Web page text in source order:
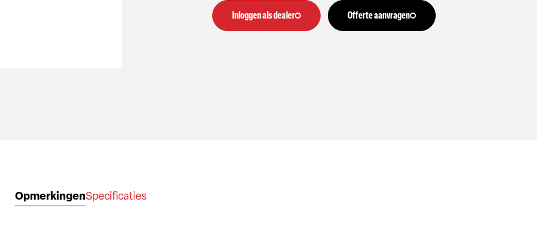
Inloggen als dealer Offerte aanvragen
OpmerkingenSpecificaties